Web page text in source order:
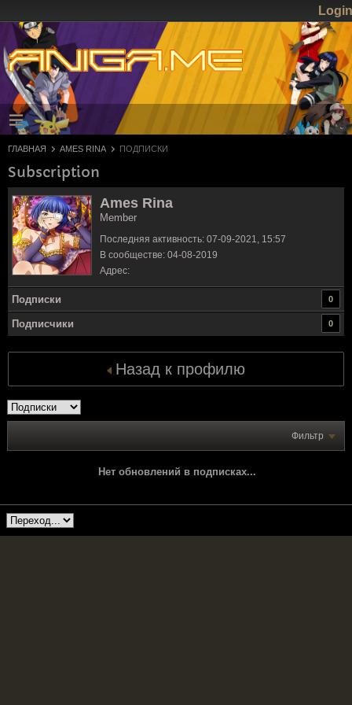
Login
ГЛАВНАЯ AMES RINA ПОДПИСКИ
Subscription
Ames Rina
Member
Последняя активность: 07-09-2021, 15:57
В сообществе: 04-08-2019
Адрес:
Подписки 0
Подписчики 0
Назад к профилю
Фильтр
Нет обновлений в подписках...